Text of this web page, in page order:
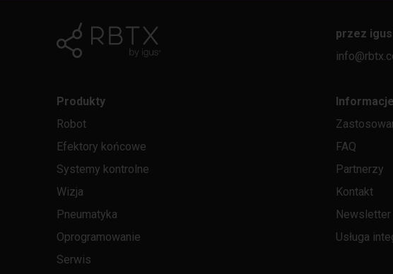
przez igus
Produkty
Robot
Efektory końcowe
Systemy kontrolne
Wizja
Pneumatyka
Oprogramowanie
Serwis
Informacje
FAQ
Partnerzy
Kontakt
Newsletter
Usługa